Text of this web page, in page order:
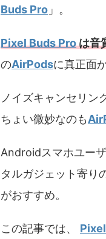
Buds Pro 」。
Pixel Buds Proは音
のAirPodsに真正面
ノイズキャンセリン
ちょい微妙なのも
Androidスマホユー
タルガジェット寄り
がおすすめ。
この記事では、